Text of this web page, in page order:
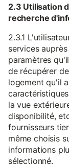
2.3 Utilisation
recherche
2.3.1
services
paramètres
de récupérer
logement qu'il
la vue
disponibilité,
fournisseurs
même choisis
informations
sélectionné.